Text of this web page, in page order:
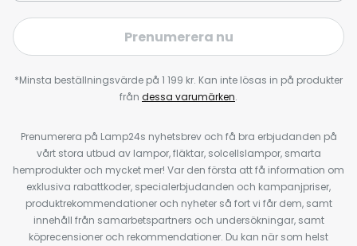
Prenumerera nu
*Minsta beställningsvärde på 1 199 kr. Kan inte lösas in på produkter
från dessa varumärken.
Prenumerera på Lamp24s nyhetsbrev och få bra erbjudanden på
vårt stora utbud av lampor, fläktar, solcellslampor, smarta
hemprodukter och mycket mer! Var den första att få information om
exklusiva rabattkoder, specialerbjudanden och kampanjpriser,
produktrekommendationer och nyheter så fort vi får dem, samt
innehåll från samarbetspartners och undersökningar, samt
köprecensioner och rekommendationer. Du kan när som helst